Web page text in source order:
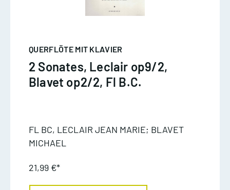
QUERFLÖTE MIT KLAVIER
2 Sonates, Leclair op9/2,
Blavet op2/2, Fl B.C.
FL BC, LECLAIR JEAN MARIE; BLAVET
MICHAEL
21,99 €*